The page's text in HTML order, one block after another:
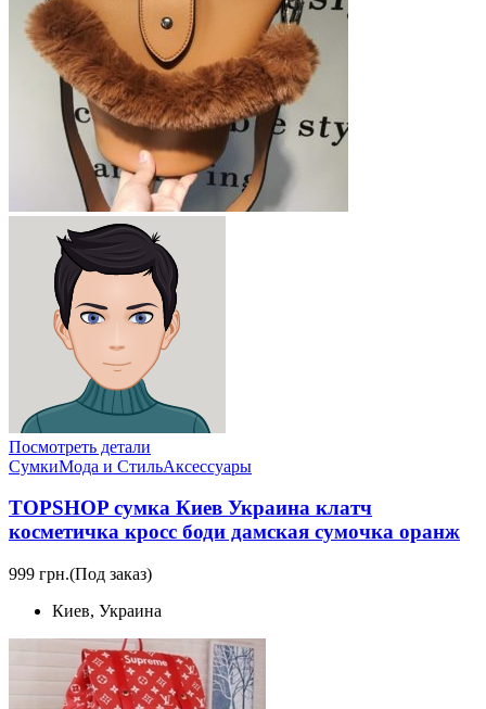
Посмотреть детали
СумкиМода и СтильАксессуары
TOPSHOP сумка Киев Украина клатч
косметичка кросс боди дамская сумочка оранж
999 грн.(Под заказ)
Киев, Украина